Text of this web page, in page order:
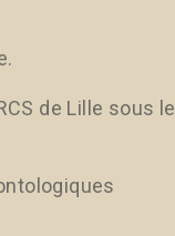
de Lille sous le